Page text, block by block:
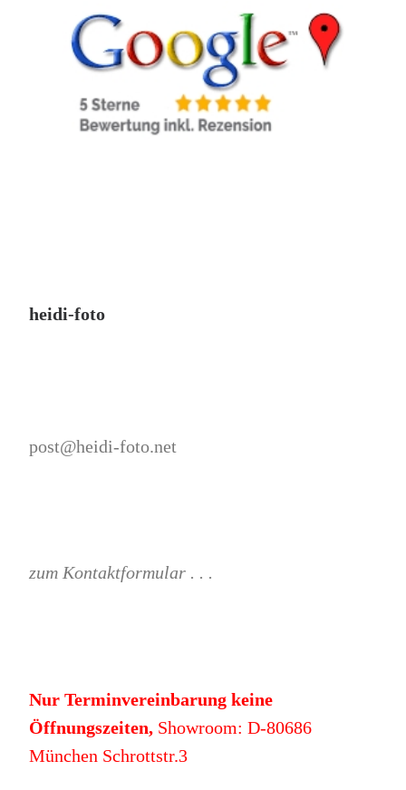
heidi-foto
post@heidi-foto.net
zum Kontaktformular . . .
Nur Terminvereinbarung keine
Öffnungszeiten,Showroom: D-80686
München Schrottstr.3